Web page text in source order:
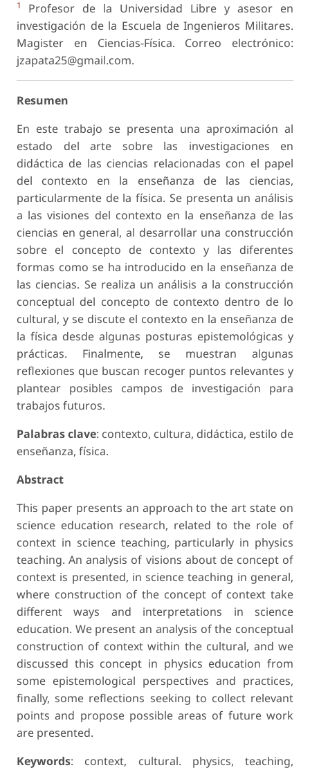
1
Profesor de la Universidad Libre y asesor en
investigación de la Escuela de Ingenieros Militares.
Magister en Ciencias-Física. Correo electrónico:
jzapata25@gmail.com.
Resumen
En este trabajo se presenta una aproximación al
estado del arte sobre las investigaciones en
didáctica de las ciencias relacionadas con el papel
del contexto en la enseñanza de las ciencias,
particularmente de la física. Se presenta un análisis
a las visiones del contexto en la enseñanza de las
ciencias en general, al desarrollar una construcción
sobre el concepto de contexto y las diferentes
formas como se ha introducido en la enseñanza de
las ciencias. Se realiza un análisis a la construcción
conceptual del concepto de contexto dentro de lo
cultural, y se discute el contexto en la enseñanza de
la física desde algunas posturas epistemológicas y
prácticas. Finalmente, se muestran algunas
reflexiones que buscan recoger puntos relevantes y
plantear posibles campos de investigación para
trabajos futuros.
Palabras clave: contexto, cultura, didáctica, estilo de
enseñanza, física.
Abstract
This paper presents an approach to the art state on
science education research, related to the role of
context in science teaching, particularly in physics
teaching. An analysis of visions about de concept of
context is presented, in science teaching in general,
where construction of the concept of context take
different ways and interpretations in science
education. We present an analysis of the conceptual
construction of context within the cultural, and we
discussed this concept in physics education from
some epistemological perspectives and practices,
finally, some reflections seeking to collect relevant
points and propose possible areas of future work
are presented.
Keywords: context, cultural. physics, teaching,